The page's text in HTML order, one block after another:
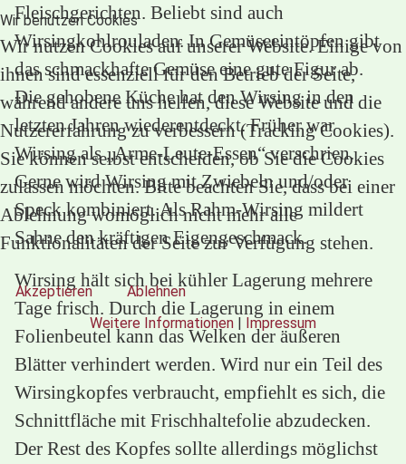
Fleischgerichten. Beliebt sind auch
Wirsingkohlrouladen. In Gemüseeintöpfen gibt
das schmackhafte Gemüse eine gute Figur ab.
Die gehobene Küche hat den Wirsing in den
letzten Jahren wiederentdeckt. Früher war
Wirsing als „Arme-Leute-Essen“ verschrien.
Gerne wird Wirsing mit Zwiebeln und/oder
Speck kombiniert. Als Rahm-Wirsing mildert
Sahne den kräftigen Eigengeschmack.
Wirsing hält sich bei kühler Lagerung mehrere
Tage frisch. Durch die Lagerung in einem
Folienbeutel kann das Welken der äußeren
Blätter verhindert werden. Wird nur ein Teil des
Wirsingkopfes verbraucht, empfiehlt es sich, die
Schnittfläche mit Frischhaltefolie abzudecken.
Der Rest des Kopfes sollte allerdings möglichst
Wir benutzen Cookies
Wir nutzen Cookies auf unserer Website. Einige von
ihnen sind essenziell für den Betrieb der Seite,
während andere uns helfen, diese Website und die
Nutzererfahrung zu verbessern (Tracking Cookies).
Sie können selbst entscheiden, ob Sie die Cookies
zulassen möchten. Bitte beachten Sie, dass bei einer
Ablehnung womöglich nicht mehr alle
Funktionalitäten der Seite zur Verfügung stehen.
Akzeptieren
Ablehnen
Weitere Informationen | Impressum